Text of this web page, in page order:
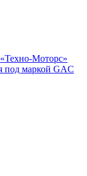
Моторс»
под маркой GAC